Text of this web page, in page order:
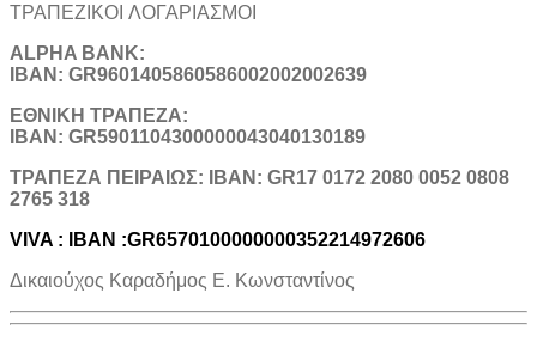
ΤΡΑΠΕΖΙΚOI ΛΟΓΑΡΙΑΣΜΟΙ
ALPHA BANK:
IBAN: GR9601405860586002002002639
ΕΘΝΙΚΗ ΤΡΑΠΕΖΑ:
IBAN: GR5901104300000043040130189
TΡΑΠΕΖΑ ΠΕΙΡΑΙΩΣ: IBAN: GR17 0172 2080 0052 0808
2765 318
VIVA : IBAN :GR6570100000000352214972606
Δικαιούχος Καραδήμος Ε. Κωνσταντίνος